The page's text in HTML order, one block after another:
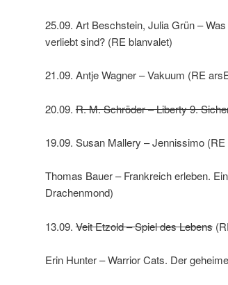
25.09. Art Beschstein, Julia Grün –
verliebt sind? (RE blanvalet)
21.09. Antje Wagner – Vakuum (RE
20.09.R. M. Schröder – Liberty 9.
19.09. Susan Mallery – Jennissimo (RE
Thomas Bauer – Frankreich erleben.
Drachenmond)
13.09.Veit Etzold – Spiel des Lebens
Erin Hunter – Warrior Cats. Der